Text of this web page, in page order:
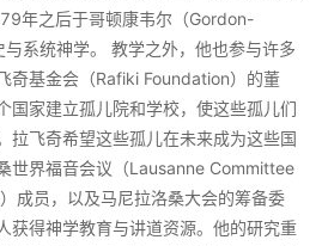
年之后于哥顿康韦尔（Gordon-
系统神学。 教学之外，他也参与许多
奇基金会（Rafiki Foundation）的董
国家建立孤儿院和学校，使这些孤儿们
拉飞奇希望这些孤儿在未来成为这些国
世界福音会议（Lausanne Committee
成员，以及马尼拉洛桑大会的筹备委
获得神学教育与讲道资源。他的研究重